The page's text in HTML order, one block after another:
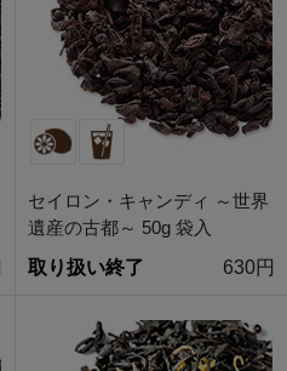
セイロン・キャンディ ～世界
遺産の古都～ 50g 袋入
取り扱い終了
630円